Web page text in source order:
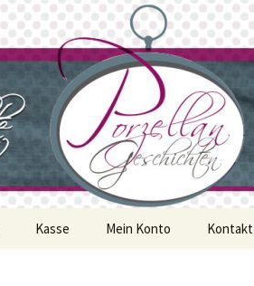
Kasse Mein Konto Kontakt